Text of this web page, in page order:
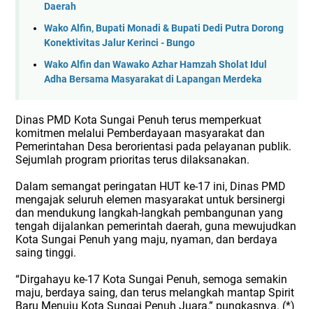
Daerah
Wako Alfin, Bupati Monadi & Bupati Dedi Putra Dorong
Konektivitas Jalur Kerinci - Bungo
Wako Alfin dan Wawako Azhar Hamzah Sholat Idul
Adha Bersama Masyarakat di Lapangan Merdeka
Dinas PMD Kota Sungai Penuh terus memperkuat
komitmen melalui Pemberdayaan masyarakat dan
Pemerintahan Desa berorientasi pada pelayanan publik.
Sejumlah program prioritas terus dilaksanakan.
Dalam semangat peringatan HUT ke-17 ini, Dinas PMD
mengajak seluruh elemen masyarakat untuk bersinergi
dan mendukung langkah-langkah pembangunan yang
tengah dijalankan pemerintah daerah, guna mewujudkan
Kota Sungai Penuh yang maju, nyaman, dan berdaya
saing tinggi.
“Dirgahayu ke-17 Kota Sungai Penuh, semoga semakin
maju, berdaya saing, dan terus melangkah mantap Spirit
Baru Menuju Kota Sungai Penuh Juara,” pungkasnya. (*)